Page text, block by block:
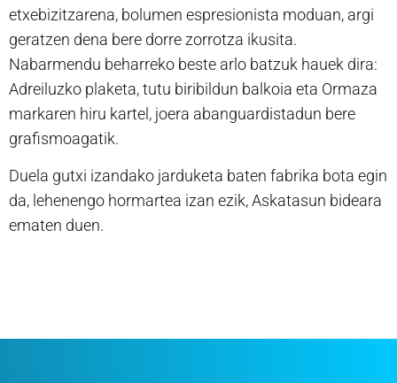
etxebizitzarena, bolumen espresionista moduan, argi
geratzen dena bere dorre zorrotza ikusita.
Nabarmendu beharreko beste arlo batzuk hauek dira:
Adreiluzko plaketa, tutu biribildun balkoia eta Ormaza
markaren hiru kartel, joera abanguardistadun bere
grafismoagatik.
Duela gutxi izandako jarduketa baten fabrika bota egin
da, lehenengo hormartea izan ezik, Askatasun bideara
ematen duen.